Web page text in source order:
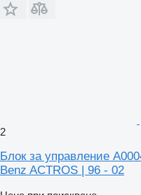
2
Блок за управление
Benz ACTROS | 96 - 02